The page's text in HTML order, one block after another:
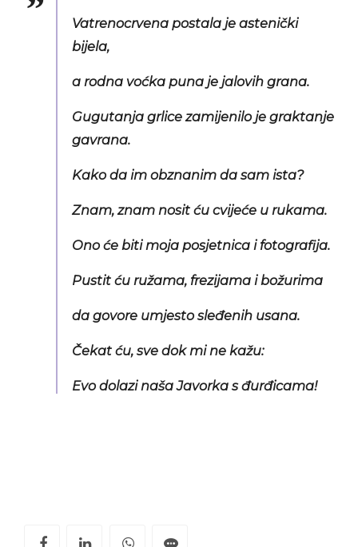
Vatrenocrvena postala je astenički
bijela,
a rodna voćka puna je jalovih grana.
Gugutanja grlice zamijenilo je graktanje
gavrana.
Kako da im obznanim da sam ista?
Znam, znam nosit ću cvijeće u rukama.
Ono će biti moja posjetnica i fotografija.
Pustit ću ružama, frezijama i božurima
da govore umjesto sleđenih usana.
Čekat ću, sve dok mi ne kažu:
Evo dolazi naša Javorka s đurđicama!